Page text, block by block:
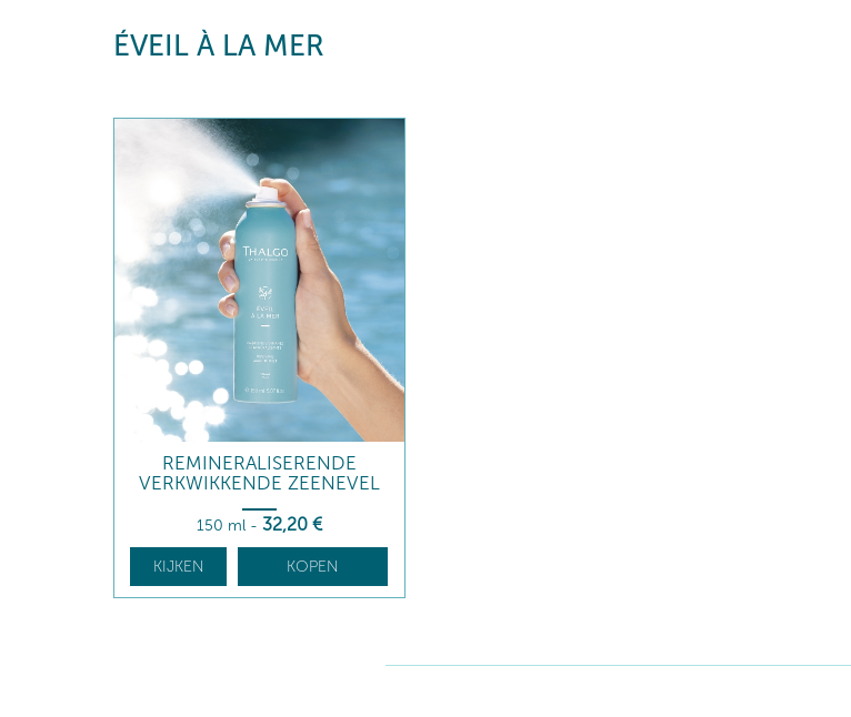
ÉVEIL À LA MER
REMINERALISERENDE
VERKWIKKENDE ZEENEVEL
150 ml - 32,20 €
KIJKEN KOPEN